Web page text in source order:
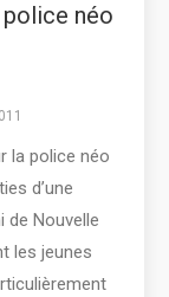
police néo
la police néo
d’une
de Nouvelle
les jeunes